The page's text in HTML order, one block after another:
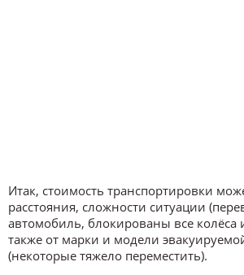
Итак, стоимость транспортировки
расстояния, сложности ситуации
автомобиль, блокированы все колёса
также от марки и модели
(некоторые тяжело переместить).